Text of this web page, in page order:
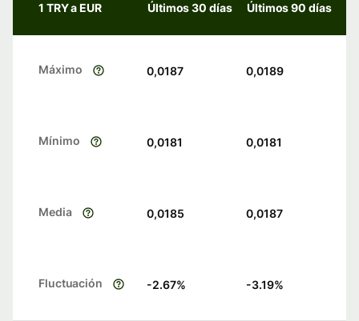
1 TRY a EUR Últimos 30 días Últimos 90 días
Máximo 0,0187 0,0189
Mínimo 0,0181 0,0181
Media 0,0185 0,0187
Fluctuación -2.67% -3.19%